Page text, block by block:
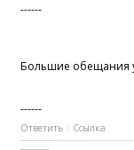
------
Большие обещания
------
Ответить Ссылка